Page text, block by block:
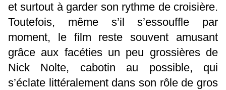
et surtout à garder son rythme de croisière.
Toutefois, même s’il s’essouffle par
moment, le film reste souvent amusant
grâce aux facéties un peu grossières de
Nick Nolte, cabotin au possible, qui
s’éclate littéralement dans son rôle de gros